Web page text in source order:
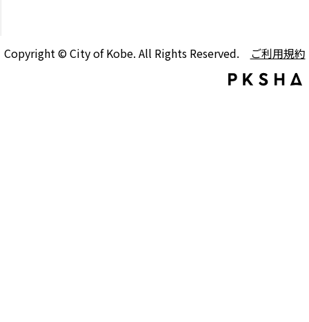
Copyright © City of Kobe. All Rights Reserved. ご利用規約